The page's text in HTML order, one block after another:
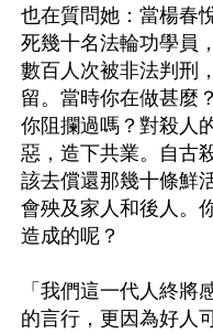
也在質問她：當楊春
死幾十名法輪功學員
數百人次被非法判刑
留。當時你在做甚麼
你阻攔過嗎？對殺人
惡，造下共業。自古
該去償還那幾十條鮮
會殃及家人和後人。
造成的呢？
「我們這一代人終將
的言行，更因為好人